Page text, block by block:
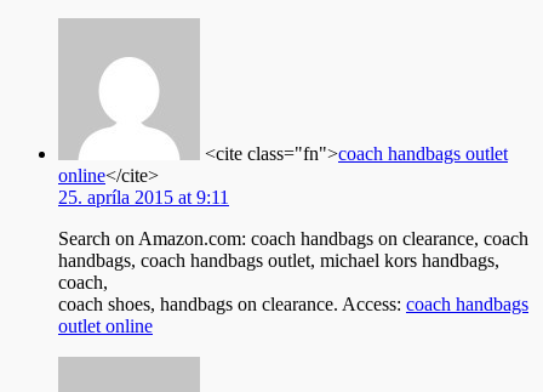
<cite class="fn">coach handbags outlet
online</cite>
25. apríla 2015 at 9:11
Search on Amazon.com: coach handbags on clearance, coach
handbags, coach handbags outlet, michael kors handbags,
coach,
coach shoes, handbags on clearance. Access: coach handbags
outlet online